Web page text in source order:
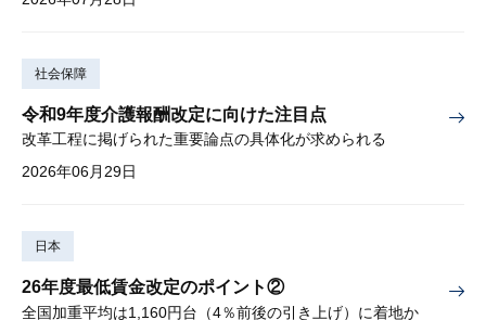
社会保障
令和9年度介護報酬改定に向けた注目点
改革工程に掲げられた重要論点の具体化が求められる
2026年06月29日
日本
26年度最低賃金改定のポイント②
全国加重平均は1,160円台（4％前後の引き上げ）に着地か